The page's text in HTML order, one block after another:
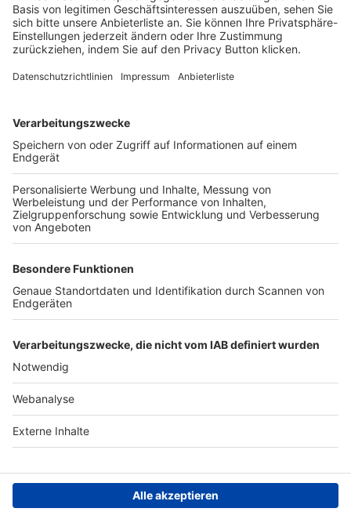
Login SpielPlus
FOLGE DEM BFV
TOP-VEREINE
TOP-PARTNER
Nutzungsbedingungen Datenschutz Impressum